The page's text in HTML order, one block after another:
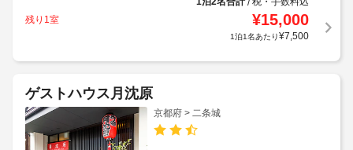
残り1室
¥15,000
1泊1名あたり¥7,500
ゲストハウス月沈原
京都府 > 二条城